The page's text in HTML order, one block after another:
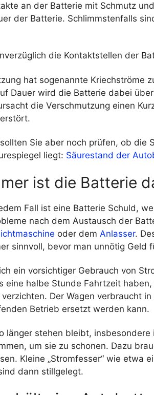
an der Batterie mit Schmutz
der Batterie. Schlimmstenfalls
die Kontaktstellen der
hat sogenannte Kriechströme
Dauer wird die Batterie dabei
die Verschmutzung einen
Sie aber noch prüfen, ob die
liegt: Säurestand der
ist die Batterie
Fall ist eine Batterie Schuld,
nach dem Austausch der
oder dem Anlasser.
sinnvoll, bevor man unnötig Geld
ein vorsichtiger Gebrauch von
eine halbe Stunde Fahrtzeit
Der Wagen verbraucht
Betrieb ersetzt werden kann.
länger stehen bleibt, insbesondere
um sie zu schonen. Dazu
Kleine „Stromfesser“ wie etwa
dann stillgelegt.